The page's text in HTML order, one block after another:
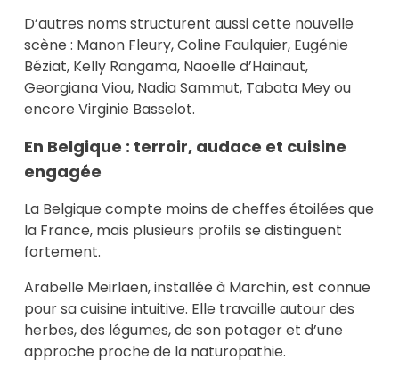
D’autres noms structurent aussi cette nouvelle
scène : Manon Fleury, Coline Faulquier, Eugénie
Béziat, Kelly Rangama, Naoëlle d’Hainaut,
Georgiana Viou, Nadia Sammut, Tabata Mey ou
encore Virginie Basselot.
En Belgique : terroir, audace et cuisine
engagée
La Belgique compte moins de cheffes étoilées que
la France, mais plusieurs profils se distinguent
fortement.
Arabelle Meirlaen, installée à Marchin, est connue
pour sa cuisine intuitive. Elle travaille autour des
herbes, des légumes, de son potager et d’une
approche proche de la naturopathie.